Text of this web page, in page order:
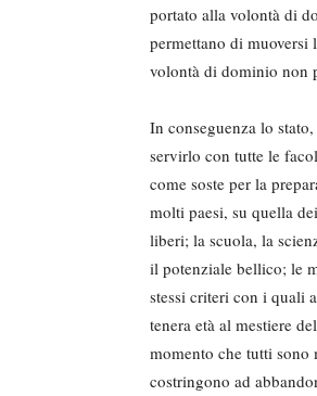
portato alla volontà di
permettano di muoversi
volontà di dominio non
In conseguenza lo
servirlo con tutte le
come soste per la
molti paesi, su quella
liberi; la scuola, la
il potenziale bellico; le
stessi criteri con i quali
tenera età al mestiere
momento che tutti
costringono ad